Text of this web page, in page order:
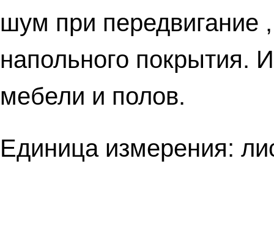
шум при передвигание
напольного покрытия.
мебели и полов.
Единица измерения: